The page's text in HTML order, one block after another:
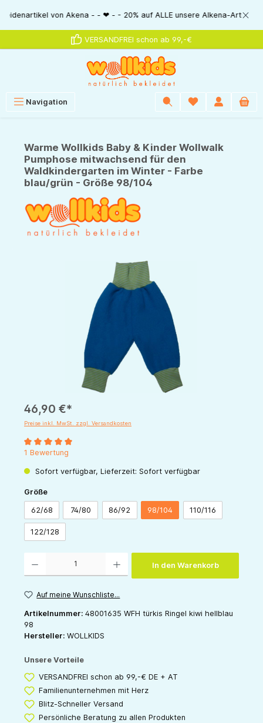
springen
von Akena - - ❤ - - 20% auf ALLE unsere Alkena-Artikel - - ❤
VERSANDFREI schon ab 99,-€
Navigation
Warme Wollkids Baby & Kinder Wollwalk
Pumphose mitwachsend für den
Waldkindergarten im Winter - Farbe
blau/grün - Größe 98/104
Bildergalerie überspringen
46,90 €*
Preise inkl. MwSt. zzgl. Versandkosten
Durchschnittliche Bewertung von 5 von 5 Sternen
1 Bewertung
Sofort verfügbar, Lieferzeit: Sofort verfügbar
Größeauswählen
62/68 74/80 86/92 98/104 110/116
122/128
In den Warenkorb
Auf meine Wunschliste...
Artikelnummer: 48001635 WFH türkis Ringel kiwi hellblau
98
Hersteller: WOLLKIDS
Unsere Vorteile
VERSANDFREI schon ab 99,-€ DE + AT
Familienunternehmen mit Herz
Blitz-Schneller Versand
Persönliche Beratung zu allen Produkten